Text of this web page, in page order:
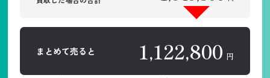
まとめて売ると 1,122,800 円